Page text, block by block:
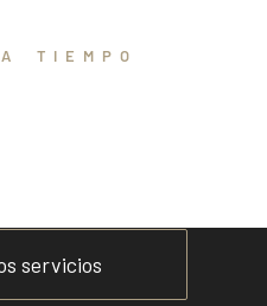
TIEMPO
servicios